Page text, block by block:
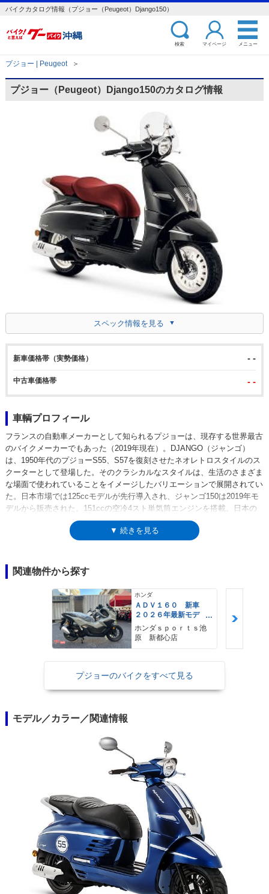
バイクカタログ情報（プジョー（Peugeot）Django150）
検索 マイページ メニュー
プジョー | Peugeot ＞
プジョー（Peugeot）Django150のカタログ情報
スペック情報を見る
新車価格帯（実勢価格） - -
中古車価格帯 - -
車輌プロフィール
フランスの自動車メーカーとして知られるプジョーは、現存する世界最古
のバイクメーカーでもあった（2019年現在）。DJANGO（ジャンゴ）
は、1950年代のプジョーS55、S57を復刻させたネオレトロスタイルのス
クーターとして登場した。そのクラシカルなスタイルは、生活のさまざま
な場面で使われていることをイメージしたバリエーションで展開されてい
た。日本市場では125ccモデルが先行導入され、ジャンゴ150は2019年モ
デルから販売された。151ccの空冷4スト単気筒エンジンを搭載。日本の
法規上は軽二輪に分類され、高速道路（自動車専用道路）を走行すること
も可能だった。各バリエーションは、フロントABSを標準装備。LEDテー
ョン」が導入された）。
▼ 続きを見る
関連物件から探す
ホンダ
ＡＤＶ１６０ 新車
２０２６年最新モデ
ル パールスモーキー
グレー スマートキ
ー ２９Ｌメットイ
ホンダｓｐｏｒｔｓ池
原 新都心店
プジョーのバイクをすべて見る
モデル／カラー／関連情報